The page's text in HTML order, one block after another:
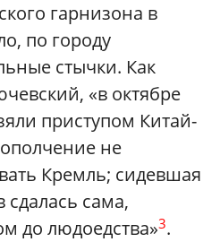
гарнизона в
по городу
стычки. Как
«в октябре
приступом Китай-
не
Кремль; сидевшая
сдалась сама,
до людоедства»3.